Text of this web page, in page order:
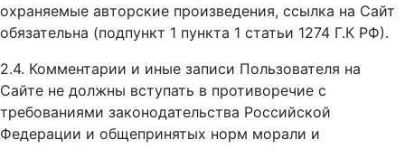
охраняемые авторские произведения, ссылка на Сайт
обязательна (подпункт 1 пункта 1 статьи 1274 Г.К РФ).
2.4. Комментарии и иные записи Пользователя на
Сайте не должны вступать в противоречие с
требованиями законодательства Российской
Федерации и общепринятых норм морали и